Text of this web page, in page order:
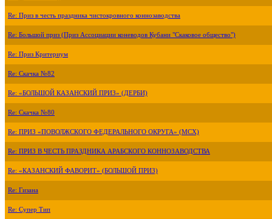
Re: Приз в честь праздника чистокровного коннозаводства
Re: Большой приз (Приз Ассоциации коневодов Кубани "Скаковое общество")
Re: Приз Критериум
Re: Скачка №82
Re: «БОЛЬШОЙ КАЗАНСКИЙ ПРИЗ» (ДЕРБИ)
Re: Скачка №80
Re: ПРИЗ «ПОВОЛЖСКОГО ФЕДЕРАЛЬНОГО ОКРУГА» (МСХ)
Re: ПРИЗ В ЧЕСТЬ ПРАЗДНИКА АРАБСКОГО КОННОЗАВОДСТВА
Re: «КАЗАНСКИЙ ФАВОРИТ» (БОЛЬШОЙ ПРИЗ)
Re: Гизана
Re: Супер Тип